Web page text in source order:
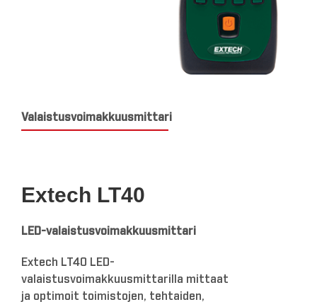
Valaistusvoimakkuusmittari
Extech LT40
LED-valaistusvoimakkuusmittari
Extech LT40 LED-
valaistusvoimakkuusmittarilla mittaat
ja optimoit toimistojen, tehtaiden,